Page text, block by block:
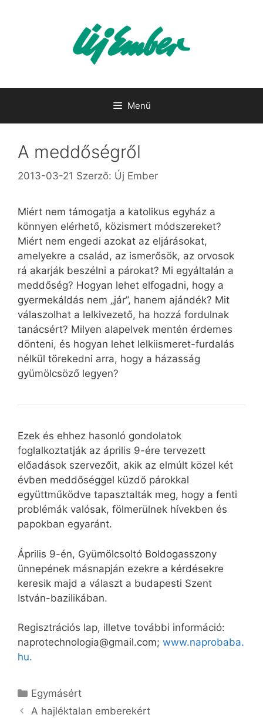
Menü
A meddőségről
2013-03-21 Szerző: Új Ember
Miért nem támogatja a katolikus egyház a
könnyen elérhető, közismert módszereket?
Miért nem engedi azokat az eljárásokat,
amelyekre a család, az ismerősök, az orvosok
rá akarják beszélni a párokat? Mi egyáltalán a
meddőség? Hogyan lehet elfogadni, hogy a
gyermekáldás nem „jár”, hanem ajándék? Mit
válaszolhat a lelkivezető, ha hozzá fordulnak
tanácsért? Milyen alapelvek mentén érdemes
dönteni, és hogyan lehet lelkiismeret-furdalás
nélkül törekedni arra, hogy a házasság
gyümölcsöző legyen?
Ezek és ehhez hasonló gondolatok
foglalkoztatják az április 9-ére tervezett
előadások szervezőit, akik az elmúlt közel két
évben meddőséggel küzdő párokkal
együttműködve tapasztalták meg, hogy a fenti
problémák valósak, fölmerülnek hívekben és
papokban egyaránt.
Április 9-én, Gyümölcsoltó Boldogasszony
ünnepének másnapján ezekre a kérdésekre
keresik majd a választ a budapesti Szent
István-bazilikában.
Regisztrációs lap, illetve további információ:
naprotechnologia@gmail.com; www.naprobaba.
hu.
Kategória
Egymásért
A hajléktalan emberekért